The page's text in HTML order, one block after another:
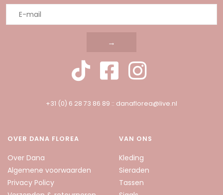
→
+31 (0) 6 28 73 86 89 :: danaflorea@live.nl
OVER DANA FLOREA
Over Dana
Algemene voorwaarden
Privacy Policy
VAN ONS
Kleding
Sieraden
Tassen